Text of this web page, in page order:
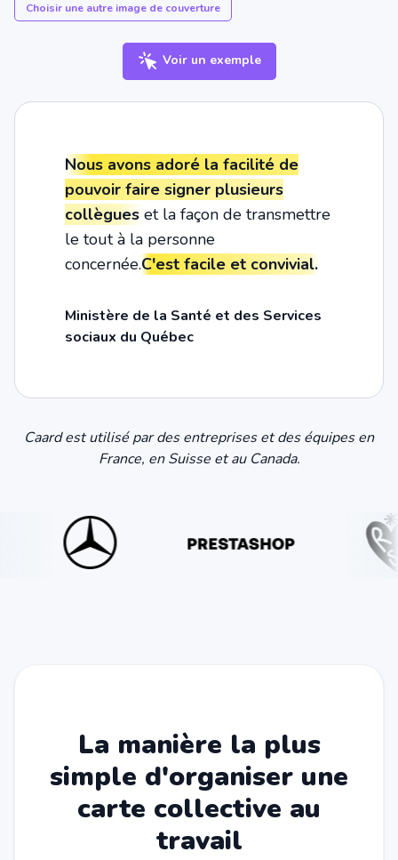
Choisir une autre image de couverture
Voir un exemple
Nous avons adoré la facilité de
pouvoir faire signer plusieurs
collègues et la façon de transmettre
le tout à la personne
concernée.C'est facile et convivial.
Ministère de la Santé et des Services
sociaux du Québec
Caard est utilisé par des entreprises et des équipes en
France, en Suisse et au Canada.
La manière la plus
simple d'organiser une
carte collective au
travail